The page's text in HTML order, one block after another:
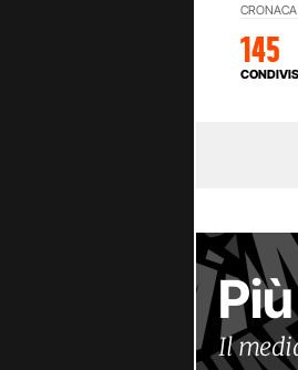
145
Il